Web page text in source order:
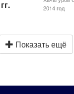
2014 год
Показать ещё